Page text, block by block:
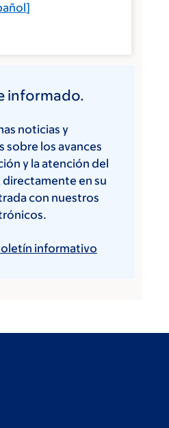
]
informado.
noticias y
sobre los avances
y la atención del
directamente en su
con nuestros
informativo